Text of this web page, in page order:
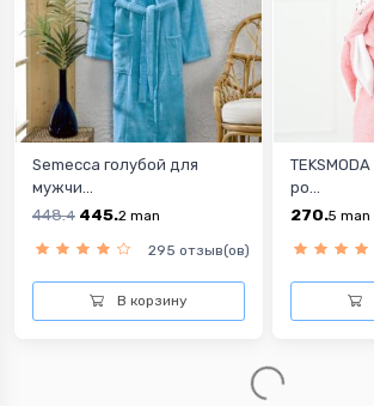
Semecca голубой для
мужчи...
448.4 445.2 man
295 отзыв(ов)
В корзину
ро...
270.5 man